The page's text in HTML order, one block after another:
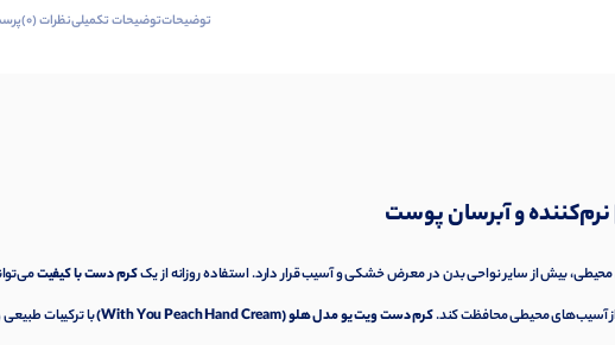
توضیحاتتوضیحات تکمیلینظرات (0)
بیش از سایر نواحی بدن در معرض خشکی و آسیب قرار دارد. استفاده روزانه از یککرم دست با کیفیت
و از آسیب‌های محیطی محافظت کند.کرم دست ویت یو مدل هلو (With You Peach Hand Cream)
با ترکیبات